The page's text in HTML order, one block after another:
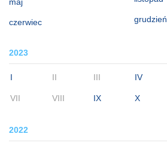
czerwiec grudzień
2023
I II III IV
VII VIII IX X
2022